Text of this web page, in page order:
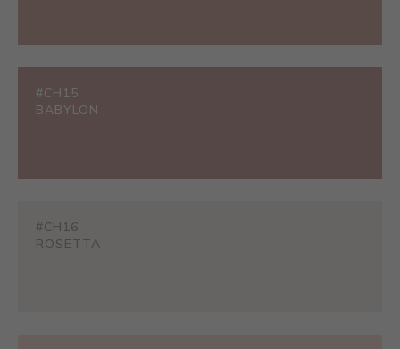
#CH15
BABYLON
#CH16
ROSETTA